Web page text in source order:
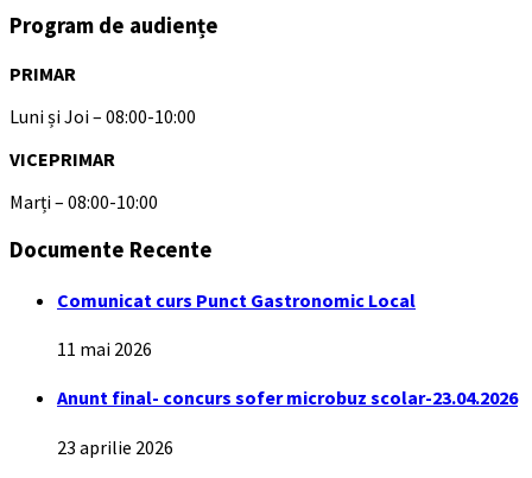
Program de audiențe
PRIMAR
Luni și Joi – 08:00-10:00
VICEPRIMAR
Marți – 08:00-10:00
Documente Recente
Comunicat curs Punct Gastronomic Local
11 mai 2026
Anunt final- concurs sofer microbuz scolar-23.04.2026
23 aprilie 2026